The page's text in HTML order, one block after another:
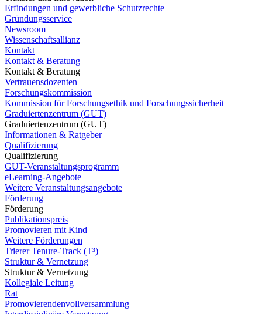
Erfindungen und gewerbliche Schutzrechte
Gründungsservice
Newsroom
Wissenschaftsallianz
Kontakt
Kontakt & Beratung
Kontakt & Beratung
Vertrauensdozenten
Forschungskommission
Kommission für Forschungsethik und Forschungssicherheit
Graduiertenzentrum (GUT)
Graduiertenzentrum (GUT)
Informationen & Ratgeber
Qualifizierung
Qualifizierung
GUT-Veranstaltungsprogramm
eLearning-Angebote
Weitere Veranstaltungsangebote
Förderung
Förderung
Publikationspreis
Promovieren mit Kind
Weitere Förderungen
Trierer Tenure-Track (T³)
Struktur & Vernetzung
Struktur & Vernetzung
Kollegiale Leitung
Rat
Promovierendenvollversammlung